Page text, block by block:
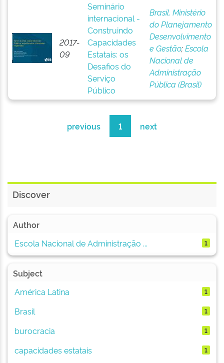
2017-
09
Seminário
internacional -
Construindo
Capacidades
Estatais: os
Desafios do
Serviço
Público
Brasil. Ministério
do Planejamento
Desenvolvimento
e Gestão;Escola
Nacional de
Administração
Pública (Brasil)
previous 1 next
Discover
Author
Escola Nacional de Administração ...
1
Subject
América Latina
1
Brasil 1
burocracia 1
capacidades estatais 1